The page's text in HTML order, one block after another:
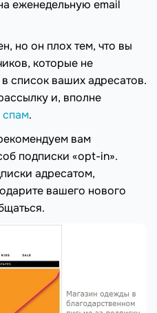
еженедельную email
но он плох тем, что вы
которые не
список ваших адресатов.
и, вполне
спам.
вам
подписки «opt-in».
адресатом,
вашего нового